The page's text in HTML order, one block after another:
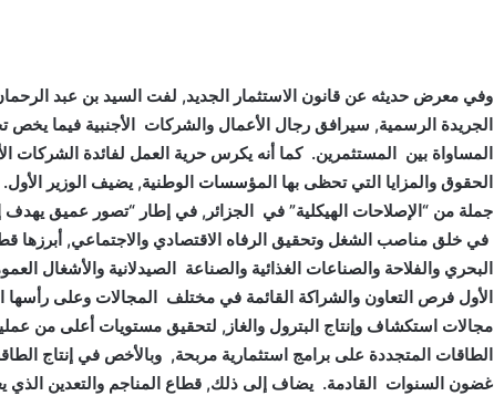
وفي معرض حديثه عن قانون الاستثمار الجديد, لفت السيد بن عبد
الجريدة الرسمية, سيرافق رجال الأعمال والشركات الأجنبية فيما يخص
المساواة بين المستثمرين. كما أنه يكرس حرية العمل لفائدة الشركات
الحقوق والمزايا التي تحظى بها المؤسسات الوطنية, يضيف الوزير
جملة من “الإصلاحات الهيكلية” في الجزائر, في إطار “تصور عميق يهدف
في خلق مناصب الشغل وتحقيق الرفاه الاقتصادي والاجتماعي, أبرزها
البحري والفلاحة والصناعات الغذائية والصناعة الصيدلانية والأشغال
الأول فرص التعاون والشراكة القائمة في مختلف المجالات وعلى رأسها
مجالات استكشاف وإنتاج البترول والغاز, لتحقيق مستويات أعلى من
الطاقات المتجددة على برامج استثمارية مربحة, وبالأخص في إنتاج
غضون السنوات القادمة. يضاف إلى ذلك, قطاع المناجم والتعدين الذي